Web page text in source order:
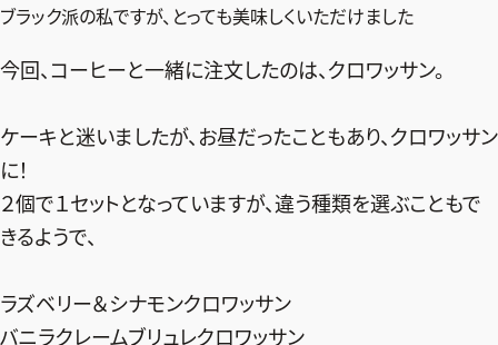
ブラック派の私ですが、とっても美味しくいただけました
今回、コーヒーと一緒に注文したのは、クロワッサン。
ケーキと迷いましたが、お昼だったこともあり、クロワッサン
に！
２個で１セットとなっていますが、違う種類を選ぶこともで
きるようで、
ラズベリー＆シナモンクロワッサン
バニラクレームブリュレクロワッサン